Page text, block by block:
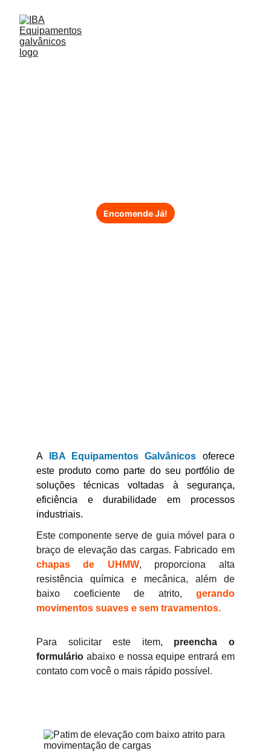
Encomende Já!
A IBA Equipamentos Galvânicos oferece
este produto como parte do seu portfólio de
soluções técnicas voltadas à segurança,
eficiência e durabilidade em processos
industriais.
Este componente serve de guia móvel para o
braço de elevação das cargas. Fabricado em
chapas de UHMW, proporciona alta
resistência química e mecânica, além de
baixo coeficiente de atrito, gerando
movimentos suaves e sem travamentos.
Para solicitar este item, preencha o
formulário abaixo e nossa equipe entrará em
contato com você o mais rápido possível.